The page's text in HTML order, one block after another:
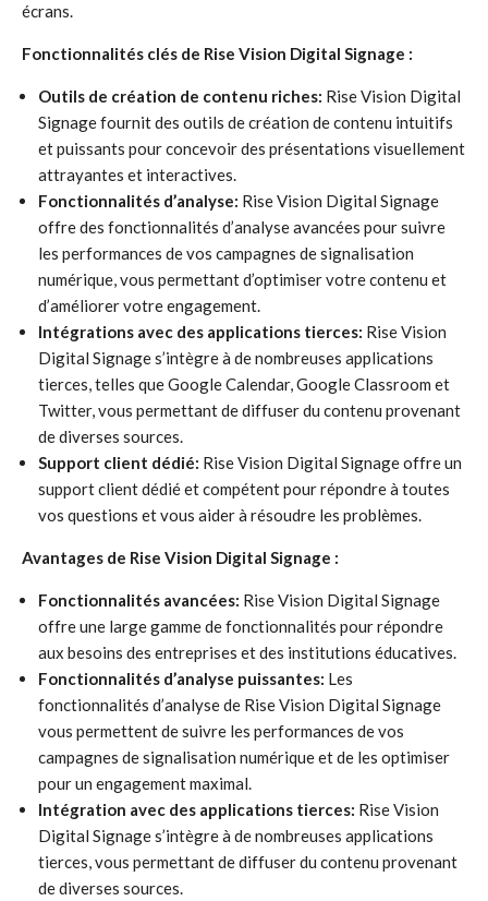
écrans.
Fonctionnalités clés de Rise Vision Digital Signage :
Outils de création de contenu riches: Rise Vision Digital
Signage fournit des outils de création de contenu intuitifs
et puissants pour concevoir des présentations visuellement
attrayantes et interactives.
Fonctionnalités d’analyse: Rise Vision Digital Signage
offre des fonctionnalités d’analyse avancées pour suivre
les performances de vos campagnes de signalisation
numérique, vous permettant d’optimiser votre contenu et
d’améliorer votre engagement.
Intégrations avec des applications tierces: Rise Vision
Digital Signage s’intègre à de nombreuses applications
tierces, telles que Google Calendar, Google Classroom et
Twitter, vous permettant de diffuser du contenu provenant
de diverses sources.
Support client dédié: Rise Vision Digital Signage offre un
support client dédié et compétent pour répondre à toutes
vos questions et vous aider à résoudre les problèmes.
Avantages de Rise Vision Digital Signage :
Fonctionnalités avancées: Rise Vision Digital Signage
offre une large gamme de fonctionnalités pour répondre
aux besoins des entreprises et des institutions éducatives.
Fonctionnalités d’analyse puissantes: Les
fonctionnalités d’analyse de Rise Vision Digital Signage
vous permettent de suivre les performances de vos
campagnes de signalisation numérique et de les optimiser
pour un engagement maximal.
Intégration avec des applications tierces: Rise Vision
Digital Signage s’intègre à de nombreuses applications
tierces, vous permettant de diffuser du contenu provenant
de diverses sources.